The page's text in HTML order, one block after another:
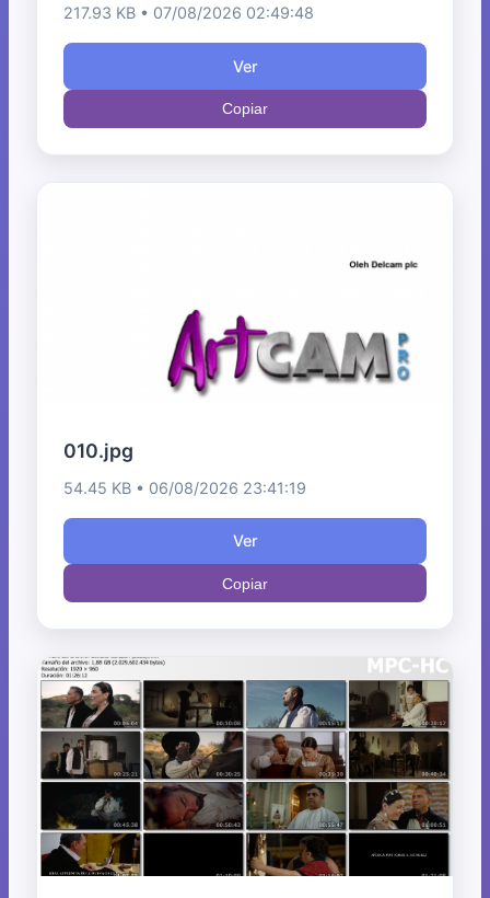
217.93 KB • 07/08/2026 02:49:48
Ver
Copiar
010.jpg
54.45 KB • 06/08/2026 23:41:19
Ver
Copiar